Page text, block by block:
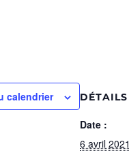
calendrier DÉTAILS
Date :
6 avril 2021